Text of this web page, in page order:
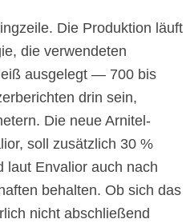
Die Produktion läuft
die verwendeten
ausgelegt — 700 bis
drin sein,
Die neue Arnitel-
soll zusätzlich 30 %
laut Envalior auch nach
behalten. Ob sich das
nicht abschließend